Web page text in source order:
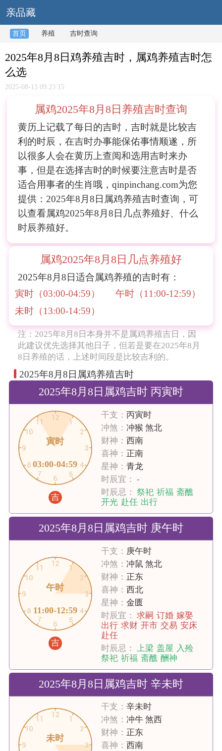
亲品藏
首页 养殖 吉时查询
2025年8月8日鸡养殖吉时，属鸡养殖吉时怎
么选
2025-08-13 09:23:15
属鸡2025年8月8日养殖吉时查询
黄历上记载了每日的吉时，吉时就是比较吉
利的时辰，在吉时办事能保佑事情顺遂，所
以很多人会在黄历上查阅和选用吉时来办
事，但是在选择吉时的时候要注意吉时是否
适合用事者的生肖哦，qinpinchang.com为您
提供：2025年8月8日属鸡养殖吉时查询，可
以查看属鸡2025年8月8日几点养殖好、什么
时辰养殖好。
属鸡2025年8月8日几点养殖好
2025年8月8日适合属鸡养殖的吉时有：
寅时（03:00-04:59）
午时（11:00-12:59）
未时（13:00-14:59）
注：2025年8月8日本身并不是属鸡养殖吉日，因
此建议优先选择其他日子，但若是要在2025年8月
8日养殖的话，上述时间段是比较吉利的。
2025年8月8日属鸡养殖吉时
2025年8月8日属鸡吉时 丙寅时
寅时
03:00-04:59
吉
干支：丙寅时
冲煞：冲猴 煞北
财神：西南
喜神： 正南
星神：青龙
时辰宜： -
时辰忌： 祭祀 祈福 斋醮
开光 赴任 出行
2025年8月8日属鸡吉时 庚午时
午时
11:00-12:59
吉
干支： 庚午时
冲煞：冲鼠 煞北
财神： 正东
喜神：西北
星神：金匮
时辰宜： 求嗣 订婚 嫁娶
出行 求财 开市 交易 安床
赴任
时辰忌：
上梁 盖屋 入殓
祭祀 祈福 斋醮 酬神
2025年8月8日属鸡吉时 辛未时
未时
干支：辛未时
冲煞：冲牛 煞西
财神： 正东
喜神： 西南